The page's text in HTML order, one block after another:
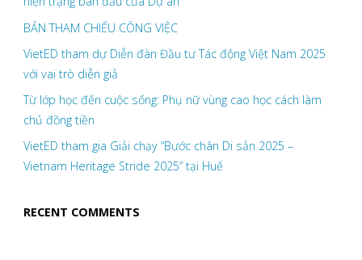
BẢN THAM CHIẾU CÔNG VIỆC
VietED tham dự Diễn đàn Đầu tư Tác động Việt Nam 2025
với vai trò diễn giả
Từ lớp học đến cuộc sống: Phụ nữ vùng cao học cách làm
chủ đồng tiền
VietED tham gia Giải chạy “Bước chân Di sản 2025 –
Vietnam Heritage Stride 2025” tại Huế
RECENT COMMENTS